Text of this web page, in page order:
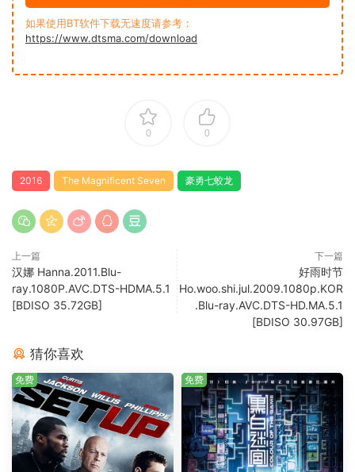
如果使用BT软件下载无速度请参考：
https://www.dtsma.com/download
0 0
2016 The Magnificent Seven 豪勇七蛟龙
上一篇
汉娜 Hanna.2011.Blu-
ray.1080P.AVC.DTS-HDMA.5.1
[BDISO 35.72GB]
下一篇
好雨时节
Ho.woo.shi.jul.2009.1080p.KOR
.Blu-ray.AVC.DTS-HD.MA.5.1
[BDISO 30.97GB]
猜你喜欢
免费 免费